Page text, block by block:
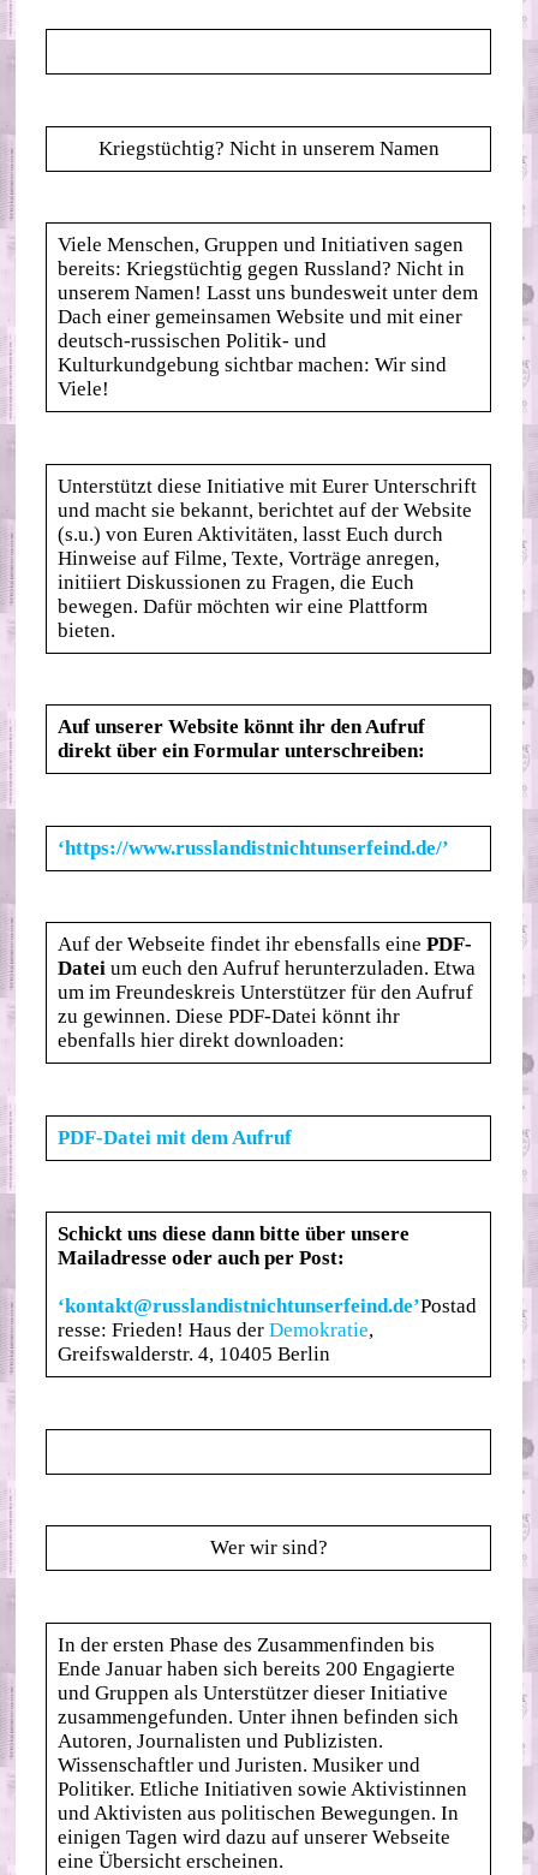
Kriegstüchtig? Nicht in unserem Namen
Viele Menschen, Gruppen und Initiativen sagen
bereits: Kriegstüchtig gegen Russland? Nicht in
unserem Namen! Lasst uns bundesweit unter dem
Dach einer gemeinsamen Website und mit einer
deutsch-russischen Politik- und
Kulturkundgebung sichtbar machen: Wir sind
Viele!
Unterstützt diese Initiative mit Eurer Unterschrift
und macht sie bekannt, berichtet auf der Website
(s.u.) von Euren Aktivitäten, lasst Euch durch
Hinweise auf Filme, Texte, Vorträge anregen,
initiiert Diskussionen zu Fragen, die Euch
bewegen. Dafür möchten wir eine Plattform
bieten.
Auf unserer Website könnt ihr den Aufruf
direkt über ein Formular unterschreiben:
‘https://www.russlandistnichtunserfeind.de/’
Auf der Webseite findet ihr ebensfalls eine PDF-
Dateium euch den Aufruf herunterzuladen. Etwa
um im Freundeskreis Unterstützer für den Aufruf
zu gewinnen. Diese PDF-Datei könnt ihr
ebenfalls hier direkt downloaden:
PDF-Datei mit dem Aufruf
Schickt uns diese dann bitte über unsere
Mailadresse oder auch per Post:
‘kontakt@russlandistnichtunserfeind.de’Postad
resse: Frieden! Haus der Demokratie,
Greifswalderstr. 4, 10405 Berlin
Wer wir sind?
In der ersten Phase des Zusammenfinden bis
Ende Januar haben sich bereits 200 Engagierte
und Gruppen als Unterstützer dieser Initiative
zusammengefunden. Unter ihnen befinden sich
Autoren, Journalisten und Publizisten.
Wissenschaftler und Juristen. Musiker und
Politiker. Etliche Initiativen sowie Aktivistinnen
und Aktivisten aus politischen Bewegungen. In
einigen Tagen wird dazu auf unserer Webseite
eine Übersicht erscheinen.